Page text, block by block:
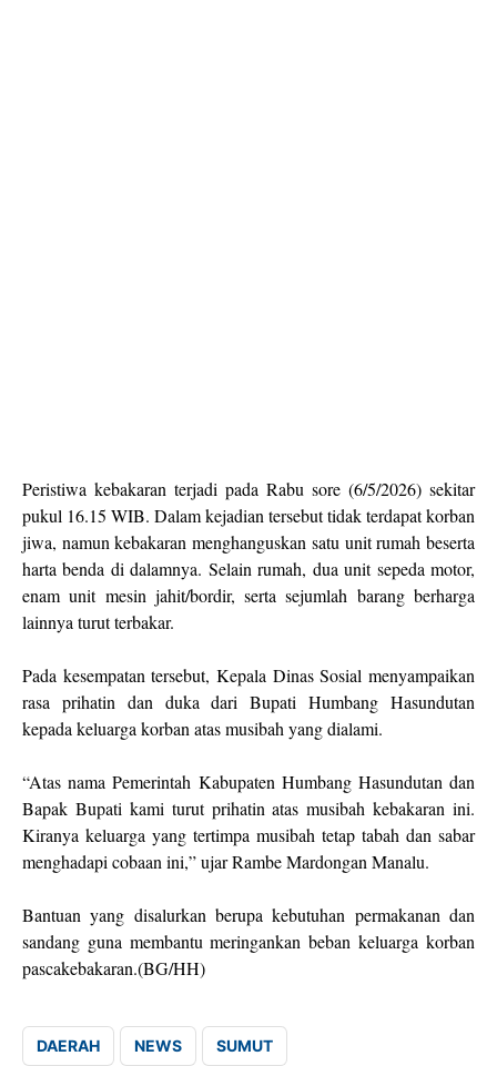
Peristiwa kebakaran terjadi pada Rabu sore (6/5/2026) sekitar
pukul 16.15 WIB. Dalam kejadian tersebut tidak terdapat korban
jiwa, namun kebakaran menghanguskan satu unit rumah beserta
harta benda di dalamnya. Selain rumah, dua unit sepeda motor,
enam unit mesin jahit/bordir, serta sejumlah barang berharga
lainnya turut terbakar.
Pada kesempatan tersebut, Kepala Dinas Sosial menyampaikan
rasa prihatin dan duka dari Bupati Humbang Hasundutan
kepada keluarga korban atas musibah yang dialami.
“Atas nama Pemerintah Kabupaten Humbang Hasundutan dan
Bapak Bupati kami turut prihatin atas musibah kebakaran ini.
Kiranya keluarga yang tertimpa musibah tetap tabah dan sabar
menghadapi cobaan ini,” ujar Rambe Mardongan Manalu.
Bantuan yang disalurkan berupa kebutuhan permakanan dan
sandang guna membantu meringankan beban keluarga korban
pascakebakaran.(BG/HH)
DAERAH NEWS SUMUT